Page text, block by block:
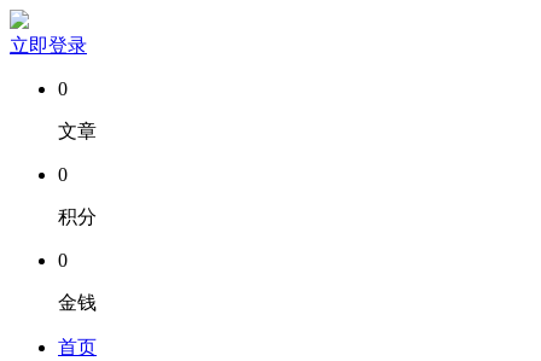
立即登录
0
文章
0
积分
0
金钱
首页